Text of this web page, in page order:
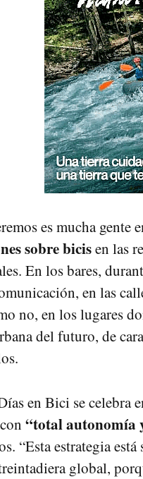
es mucha gente
sobre bicisen las
En los bares,
en las
no, en los lugares
del futuro, de
en Bici se celebra
“total autonomía
“Esta estrategia
global,